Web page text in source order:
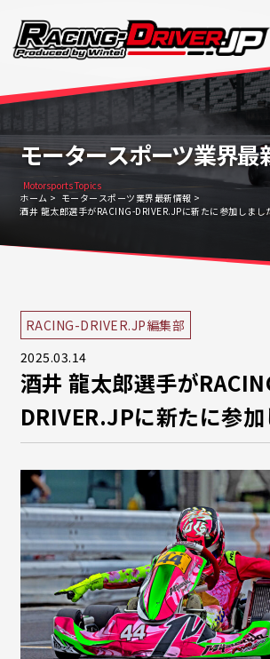
モータースポーツ業界最
Motorsports Topics
ホーム
モータースポーツ業界最新情報
酒井 龍太郎選手がRACING-DRIVER.JPに新たに参加しまし
RACING-DRIVER.JP編集部
2025.03.14
酒井 龍太郎選手が
DRIVER.JPに新たに参加